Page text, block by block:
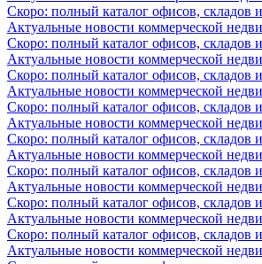
Скоро: полный каталог офисов, складов
Актуальные новости коммерческой
Скоро: полный каталог офисов, складов
Актуальные новости коммерческой
Скоро: полный каталог офисов, складов
Актуальные новости коммерческой
Скоро: полный каталог офисов, складов
Актуальные новости коммерческой
Скоро: полный каталог офисов, складов
Актуальные новости коммерческой
Скоро: полный каталог офисов, складов
Актуальные новости коммерческой
Скоро: полный каталог офисов, складов
Актуальные новости коммерческой
Скоро: полный каталог офисов, складов
Актуальные новости коммерческой